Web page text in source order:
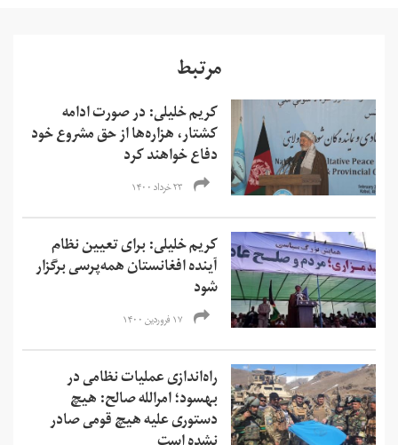
مرتبط
کریم خلیلی: در صورت ادامه
کشتار، هزاره‌ها از حق مشروع خود
دفاع خواهند کرد
۲۳ خرداد ۱۴۰۰
کریم خلیلی: برای تعیین نظام
آینده افغانستان همه‌پرسی برگزار
شود
۱۷ فروردین ۱۴۰۰
راه‌اندازی عملیات نظامی در
بهسود؛ امرالله صالح: هیچ
دستوری علیه هیچ قومی صادر